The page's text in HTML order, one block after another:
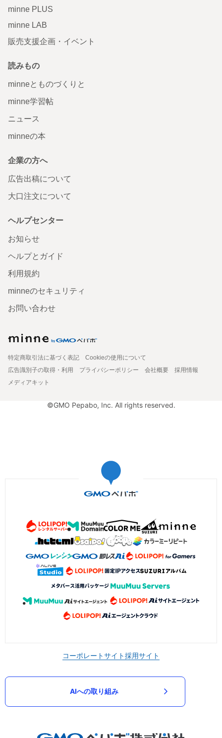
minne PLUS
minne LAB
販売支援企画・イベント
読みもの
minneとものづくりと
minne学習帖
ニュース
minneの本
企業の方へ
広告出稿について
大口注文について
ヘルプセンター
お知らせ
ヘルプとガイド
利用規約
minneのセキュリティ
お問い合わせ
特定商取引法に基づく表記
Cookieの使用について
広告識別子の取得・利用
プライバシーポリシー 会社概要
採用情報
メディアキット
©GMO Pepabo, Inc. All rights reserved.
コーポレートサイト採用サイト
AIへの取り組み